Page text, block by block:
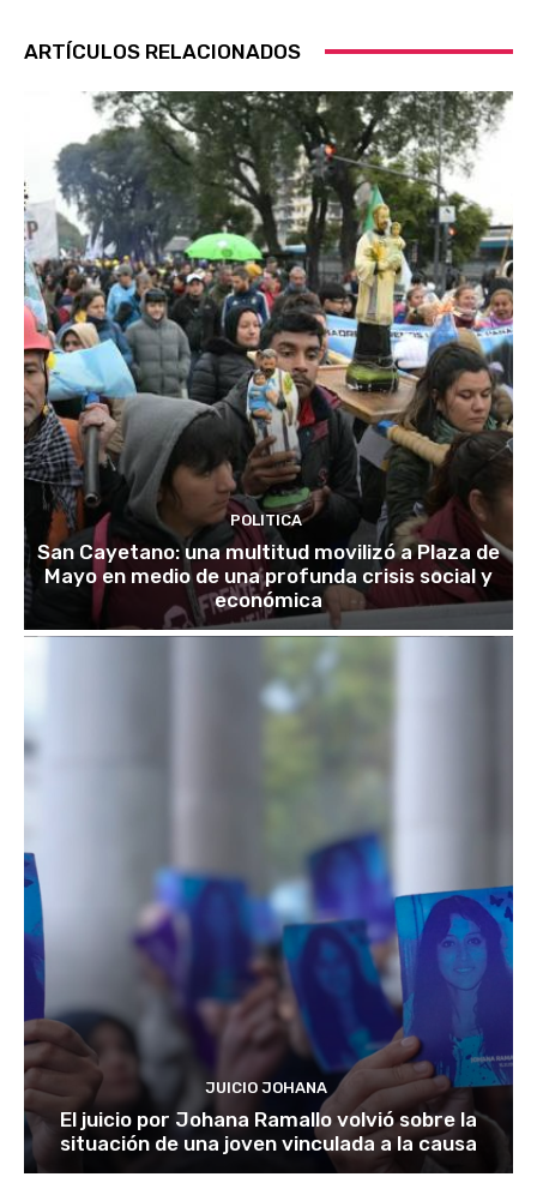
ARTÍCULOS RELACIONADOS
POLITICA
San Cayetano: una multitud movilizó a Plaza de
Mayo en medio de una profunda crisis social y
económica
JUICIO JOHANA
El juicio por Johana Ramallo volvió sobre la
situación de una joven vinculada a la causa